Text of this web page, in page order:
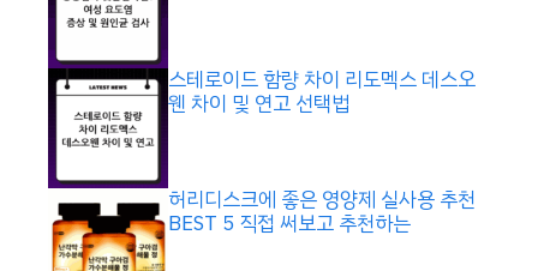
스테로이드 함량 차이 리도멕스 데스오
웬 차이 및 연고 선택법
허리디스크에 좋은 영양제 실사용 추천
BEST 5 직접 써보고 추천하는